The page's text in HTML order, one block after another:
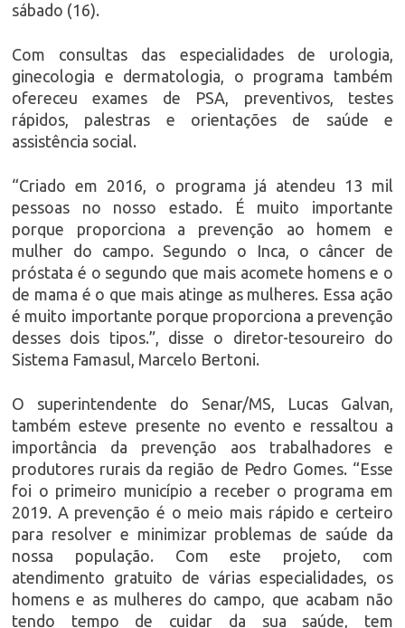
sábado (16).
Com consultas das especialidades de urologia,
ginecologia e dermatologia, o programa também
ofereceu exames de PSA, preventivos, testes
rápidos, palestras e orientações de saúde e
assistência social.
“Criado em 2016, o programa já atendeu 13 mil
pessoas no nosso estado. É muito importante
porque proporciona a prevenção ao homem e
mulher do campo. Segundo o Inca, o câncer de
próstata é o segundo que mais acomete homens e o
de mama é o que mais atinge as mulheres. Essa ação
é muito importante porque proporciona a prevenção
desses dois tipos.”, disse o diretor-tesoureiro do
Sistema Famasul, Marcelo Bertoni.
O superintendente do Senar/MS, Lucas Galvan,
também esteve presente no evento e ressaltou a
importância da prevenção aos trabalhadores e
produtores rurais da região de Pedro Gomes. “Esse
foi o primeiro município a receber o programa em
2019. A prevenção é o meio mais rápido e certeiro
para resolver e minimizar problemas de saúde da
nossa população. Com este projeto, com
atendimento gratuito de várias especialidades, os
homens e as mulheres do campo, que acabam não
tendo tempo de cuidar da sua saúde, tem